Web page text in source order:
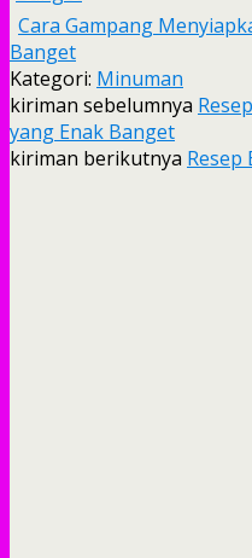
Cara Gampang
Banget
Kategori: Minuman
kiriman sebelumnya
yang Enak Banget
kiriman berikutnya Resep